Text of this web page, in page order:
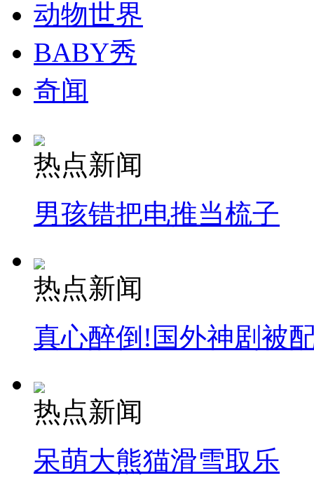
动物世界
BABY秀
奇闻
热点新闻
男孩错把电推当梳子
热点新闻
真心醉倒!国外神剧被
热点新闻
呆萌大熊猫滑雪取乐